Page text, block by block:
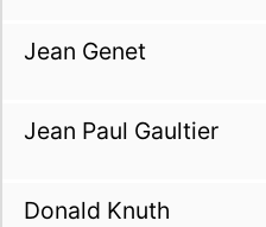
Jean Genet
Jean Paul Gaultier
Donald Knuth